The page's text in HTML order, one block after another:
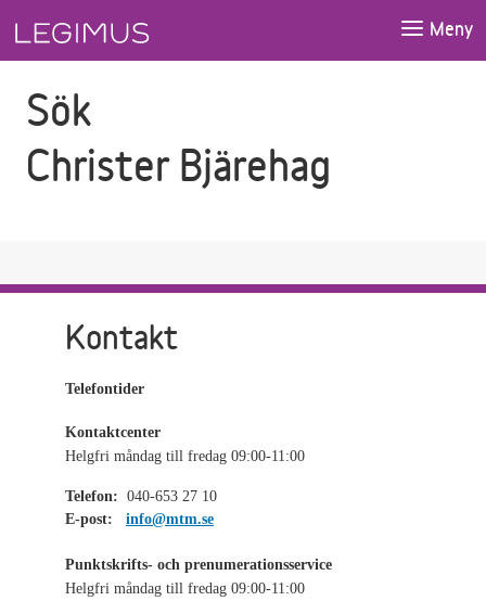
Meny
Sök
Christer Bjärehag
Kontakt
Telefontider
Kontaktcenter
Helgfri måndag till fredag 09:00-11:00
Telefon: 040-653 27 10
E-post:
info@mtm.se
Punktskrifts- och prenumerationsservice
Helgfri måndag till fredag 09:00-11:00